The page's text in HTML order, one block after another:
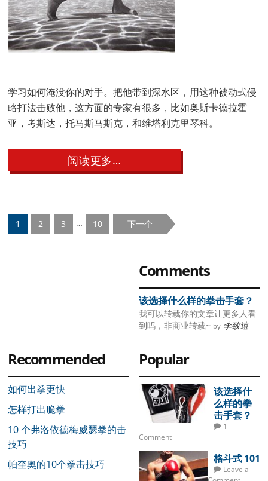
学习如何淹没你的对手。把他带到深水区，用这种被动式侵
略打法击败他，这方面的专家有很多，比如奥斯卡德拉霍
亚，考斯达，托马斯马斯克，和维塔利克里琴科。
阅读更多…
淹
法-
非
阻
Page
1 Page
2 Page
3
Interim
pages
… Page
10 下一个
Comments
该选择什么样的拳击手套？
我可以转载你的文章让更多人看
到吗，非商业转载~ by 李致遠
Recommended
如何出拳更快
怎样打出脆拳
10 个弗洛依德梅威瑟拳的击
技巧
帕奎奥的10个拳击技巧
Popular
该选择什
么样的拳
击手套？
1
Comment
格斗式 101
Leave a